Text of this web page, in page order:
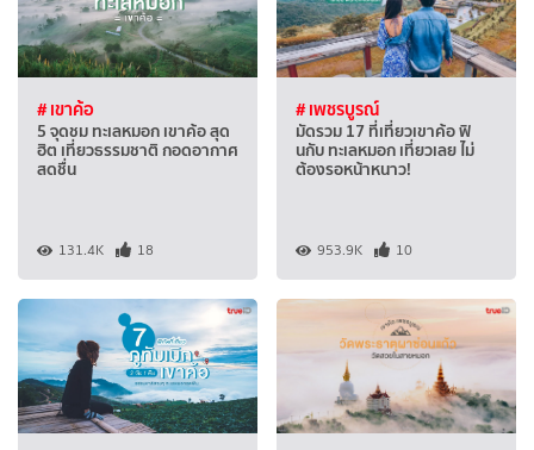
# เขาค้อ
5 จุดชม ทะเลหมอก เขาค้อ สุด
ฮิต เที่ยวธรรมชาติ กอดอากาศ
สดชื่น
131.4K 18
# เพชรบูรณ์
มัดรวม 17 ที่เที่ยวเขาค้อ ฟิ
นกับ ทะเลหมอก เที่ยวเลย ไม่
ต้องรอหน้าหนาว!
953.9K 10